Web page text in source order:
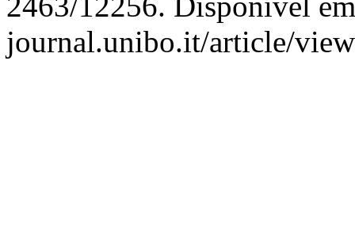
journal.unibo.it/article/